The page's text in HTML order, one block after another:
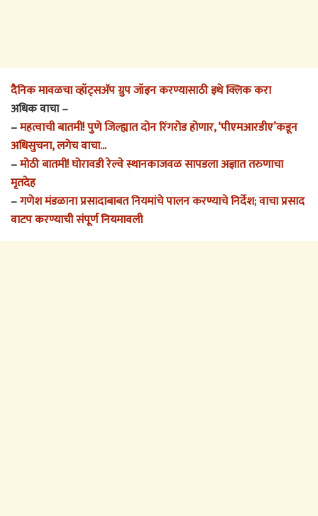
दैनिक मावळचा व्हॉट्सअ‍ॅप ग्रुप जॉइन करण्यासाठी इथे क्लिक करा
अधिक वाचा –
–महत्वाची बातमी! पुणे जिल्ह्यात दोन रिंगरोड होणार, ‘पीएमआरडीए’कडून
अधिसुचना, लगेच वाचा…
–मोठी बातमी! घोरावडी रेल्वे स्थानकाजवळ सापडला अज्ञात तरुणाचा
मृतदेह
–गणेश मंडळाना प्रसादाबाबत नियमांचे पालन करण्याचे निर्देश; वाचा प्रसाद
वाटप करण्याची संपूर्ण नियमावली